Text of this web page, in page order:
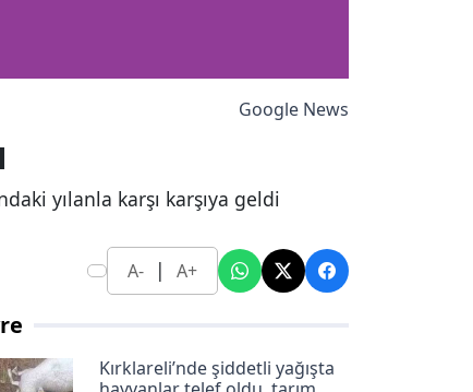
Google News
yılanla karşı karşıya geldi
A- | A+
Kırklareli’nde şiddetli yağışta